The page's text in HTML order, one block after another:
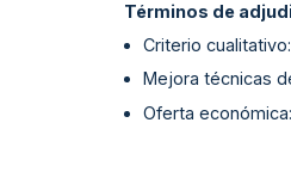
Términos de
Criterio
Mejora técnicas
Oferta económica: